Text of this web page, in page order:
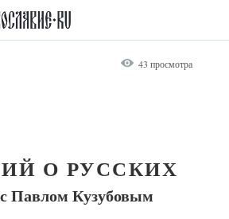
43 просмотра
О РУССКИХ
Павлом Кузубовым